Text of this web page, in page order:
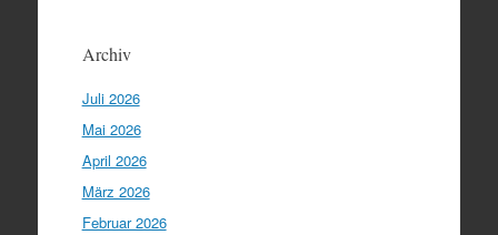
Archiv
Juli 2026
Mai 2026
April 2026
März 2026
Februar 2026